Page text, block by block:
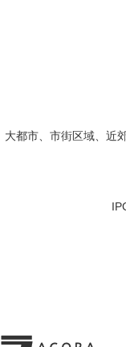
大都市、市街区域、近